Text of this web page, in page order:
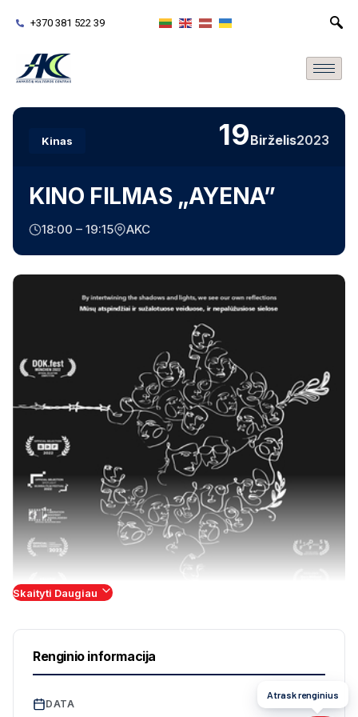
+370 381 522 39
Kinas 19Birželis2023
KINO FILMAS „AYENA”
18:00 – 19:15 AKC
Skaityti Daugiau
Renginio informacija
DATA
Atrask renginius